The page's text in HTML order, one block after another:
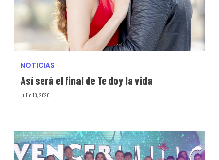
NOTICIAS
Así será el final de Te doy la vida
Julio 10, 2020